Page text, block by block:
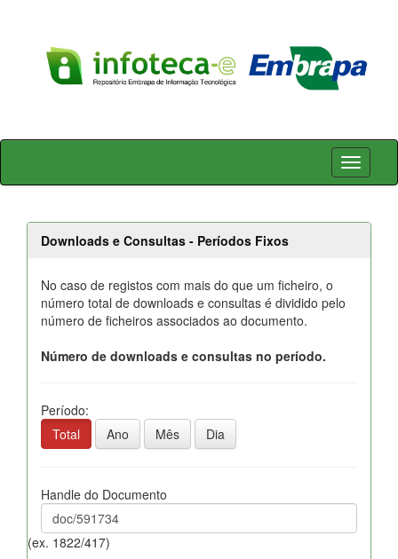
Skip
Downloads e Consultas - Períodos Fixos
No caso de registos com mais do que um ficheiro, o
número total de downloads e consultas é dividido pelo
número de ficheiros associados ao documento.
Número de downloads e consultas no período.
Período:
Total
Ano Mês Dia
Handle do Documento
(ex. 1822/417)